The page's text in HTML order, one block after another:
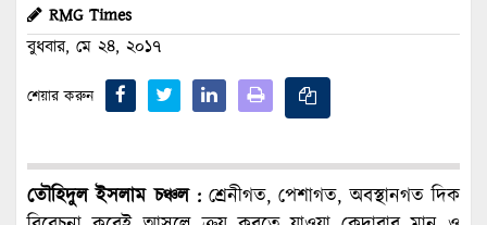
RMG Times
বুধবার, মে ২৪, ২০১৭
শেয়ার করুন
তৌহিদুল ইসলাম চঞ্চল :শ্রেনীগত, পেশাগত, অবস্থানগত দিক